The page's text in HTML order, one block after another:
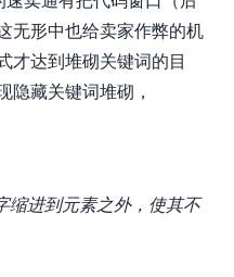
无形中也给卖家作弊的机
才达到堆砌关键词的目
隐藏关键词堆砌，
缩进到元素之外，使其不